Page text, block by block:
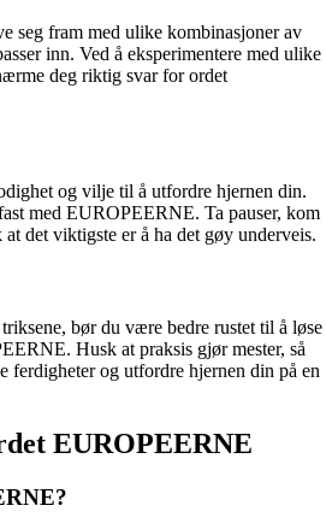
seg fram med ulike kombinasjoner av
inn. Ved å eksperimentere med ulike
deg riktig svar for ordet
og vilje til å utfordre hjernen din.
med EUROPEERNE. Ta pauser, kom
det viktigste er å ha det gøy underveis.
bør du være bedre rustet til å løse
Husk at praksis gjør mester, så
ferdigheter og utfordre hjernen din på en
EUROPEERNE